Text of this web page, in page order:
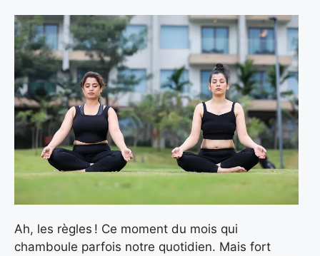
Ah, les règles ! Ce moment du mois qui
chamboule parfois notre quotidien. Mais fort